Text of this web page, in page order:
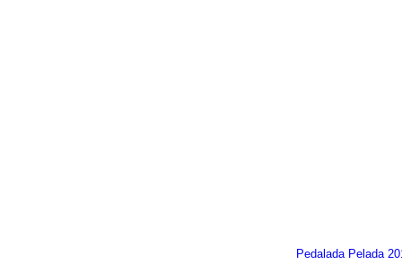
Pedalada Pelada